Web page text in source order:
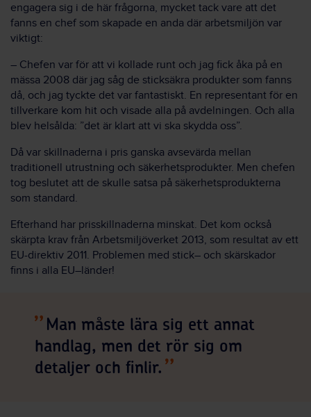
engagera sig i de här frågorna, mycket tack vare att det
fanns en chef som skapade en anda där arbetsmiljön var
viktigt:
– Chefen var för att vi kollade runt och jag fick åka på en
mässa 2008 där jag såg de sticksäkra produkter som fanns
då, och jag tyckte det var fantastiskt. En representant för en
tillverkare kom hit och visade alla på avdelningen. Och alla
blev helsålda: ”det är klart att vi ska skydda oss”.
Då var skillnaderna i pris ganska avsevärda mellan
traditionell utrustning och säkerhetsprodukter. Men chefen
tog beslutet att de skulle satsa på säkerhetsprodukterna
som standard.
Efterhand har prisskillnaderna minskat. Det kom också
skärpta krav från Arbetsmiljöverket 2013, som resultat av ett
EU-direktiv 2011. Problemen med stick– och skärskador
finns i alla EU–länder!
Man måste lära sig ett annat
handlag, men det rör sig om
detaljer och finlir.